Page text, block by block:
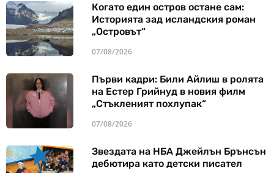
Когато един остров остане сам:
Историята зад исландския роман
„Островът“
07/08/2026
Първи кадри: Били Айлиш в ролята
на Естер Грийнуд в новия филм
„Стъкленият похлупак“
07/08/2026
Звездата на НБА Джейлън Брънсън
дебютира като детски писател